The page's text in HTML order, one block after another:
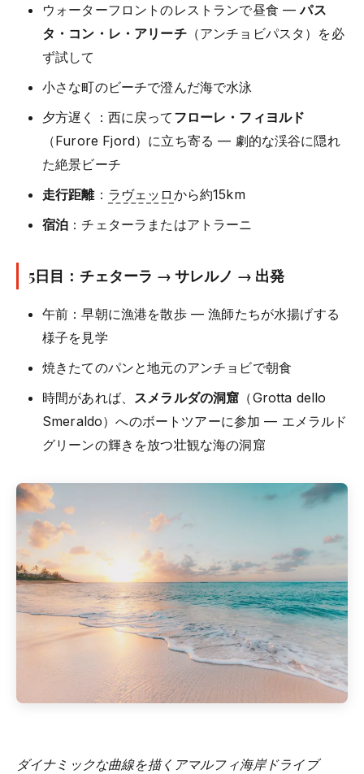
ウォーターフロントのレストランで昼食 —パス
タ・コン・レ・アリーチ（アンチョビパスタ）を必
ず試して
小さな町のビーチで澄んだ海で水泳
夕方遅く：西に戻って フローレ・フィヨルド
（Furore Fjord）に立ち寄る — 劇的な渓谷に隠れ
た絶景ビーチ
走行距離： ラヴェッロ から約15km
宿泊 ：チェターラまたはアトラーニ
5日目：チェターラ → サレルノ → 出発
午前：早朝に漁港を散歩 — 漁師たちが水揚げする
様子を見学
焼きたてのパンと地元のアンチョビで朝食
時間があれば、 スメラルダの洞窟 （Grotta dello
Smeraldo）へのボートツアーに参加 — エメラルド
グリーンの輝きを放つ壮観な海の洞窟
ダイナミックな曲線を描くアマルフィ海岸ドライブ